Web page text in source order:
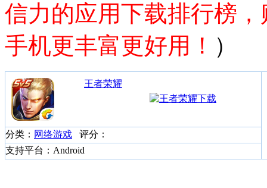
信力的应用下载排行榜
手机更丰富更好用！ ）
王者荣耀
分类： 网络游戏 评分：
支持平台：Android